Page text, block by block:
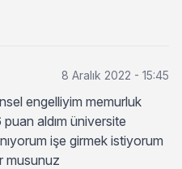
8 Aralık 2022 - 15:45
engelliyim memurluk
puan aldım üniversite
işe girmek istiyorum
musunuz